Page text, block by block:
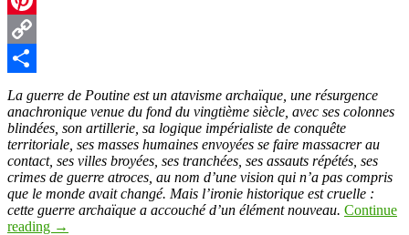
Pinterest
Copy
Link
Partager
La guerre de Poutine est un atavisme archaïque, une résurgence
anachronique venue du fond du vingtième siècle, avec ses colonnes
blindées, son artillerie, sa logique impérialiste de conquête
territoriale, ses masses humaines envoyées se faire massacrer au
contact, ses villes broyées, ses tranchées, ses assauts répétés, ses
crimes de guerre atroces, au nom d’une vision qui n’a pas compris
que le monde avait changé. Mais l’ironie historique est cruelle :
cette guerre archaïque a accouché d’un élément nouveau. Continue
reading →